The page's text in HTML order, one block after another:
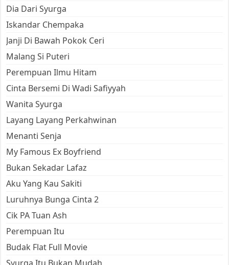
Dia Dari Syurga
Iskandar Chempaka
Janji Di Bawah Pokok Ceri
Malang Si Puteri
Perempuan Ilmu Hitam
Cinta Bersemi Di Wadi Safiyyah
Wanita Syurga
Layang Layang Perkahwinan
Menanti Senja
My Famous Ex Boyfriend
Bukan Sekadar Lafaz
Aku Yang Kau Sakiti
Luruhnya Bunga Cinta 2
Cik PA Tuan Ash
Perempuan Itu
Budak Flat Full Movie